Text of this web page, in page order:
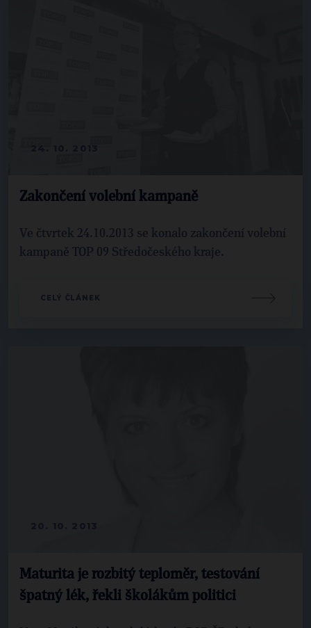
Zakončení volební kampaně
Ve čtvrtek 24.10.2013 se konalo zakončení volební
kampaně TOP 09 Středočeského kraje.
CELÝ ČLÁNEK
Maturita je rozbitý teploměr, testování
špatný lék, řekli školákům politici